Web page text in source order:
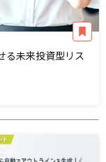
る未来投資型リス